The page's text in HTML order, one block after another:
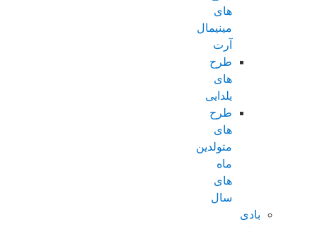
های
مینیمال
آرت
طرح
های
یلدایی
طرح
های
متولدین
ماه
های
سال
بادی